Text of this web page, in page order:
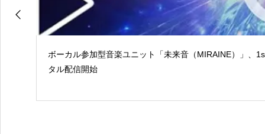
ボーカル参加型音楽ユニット「未来音（MIRAINE）」、
タル配信開始